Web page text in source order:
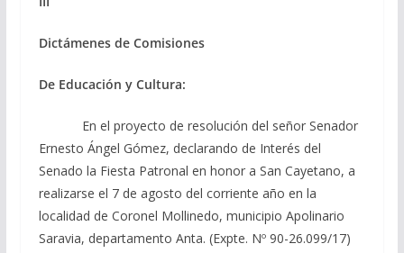
Dictámenes de Comisiones
De Educación y Cultura:
En el proyecto de resolución del señor Senador
Ernesto Ángel Gómez, declarando de Interés del
Senado la Fiesta Patronal en honor a San Cayetano, a
realizarse el 7 de agosto del corriente año en la
localidad de Coronel Mollinedo, municipio Apolinario
Saravia, departamento Anta. (Expte. Nº 90-26.099/17)